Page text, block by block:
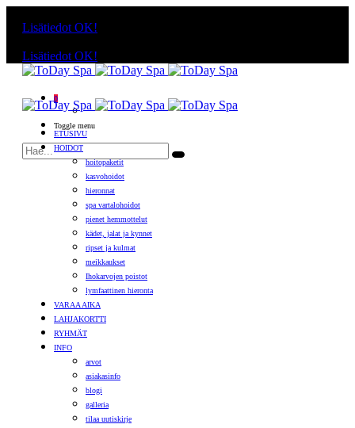
Lisätiedot OK!
Lisätiedot OK!
0
Toggle menu
ETUSIVU
HOIDOT
hoitopaketit
kasvohoidot
hieronnat
spa vartalohoidot
pienet hemmottelut
kädet, jalat ja kynnet
ripset ja kulmat
meikkaukset
Ihokarvojen poistot
lymfaattinen hieronta
VARAA AIKA
LAHJAKORTTI
RYHMÄT
INFO
arvot
asiakasinfo
blogi
galleria
tilaa uutiskirje